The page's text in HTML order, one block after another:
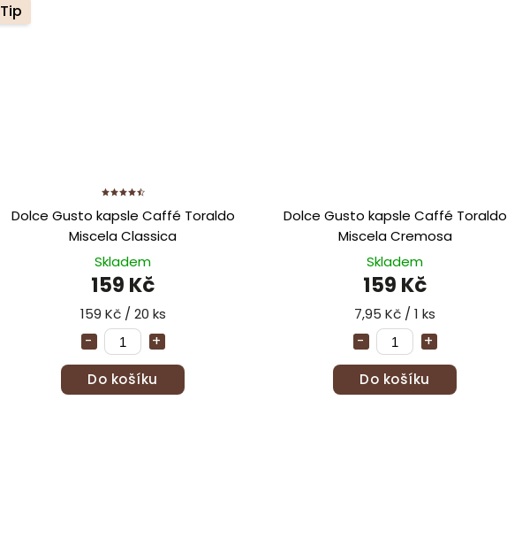
Tip
Dolce Gusto kapsle Caffé Toraldo
Miscela Classica
Skladem
159 Kč
159 Kč / 20 ks
Do košíku
Dolce Gusto kapsle Caffé Toraldo
Miscela Cremosa
Skladem
159 Kč
7,95 Kč / 1 ks
Do košíku